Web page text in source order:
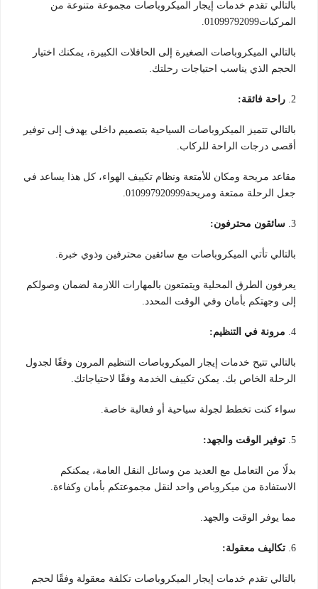
بالتالي تقدم خدمات إيجار الميكروباصات مجموعة متنوعة من
المركبات01099792099.
بالتالي الميكروباصات الصغيرة إلى الحافلات الكبيرة، يمكنك اختيار
الحجم الذي يناسب احتياجات رحلتك.
2. راحة فائقة:
بالتالي تتميز الميكروباصات السياحية بتصميم داخلي يهدف إلى توفير
أقصى درجات الراحة للركاب.
مقاعد مريحة ومكان للأمتعة ونظام تكييف الهواء، كل هذا يساعد في
جعل الرحلة ممتعة ومريحة010997920999.
3. سائقون محترفون:
بالتالي تأتي الميكروباصات مع سائقين محترفين وذوي خبرة.
يعرفون الطرق المحلية ويتمتعون بالمهارات اللازمة لضمان وصولكم
إلى وجهتكم بأمان وفي الوقت المحدد.
4. مرونة في التنظيم:
بالتالي تتيح خدمات إيجار الميكروباصات التنظيم المرون وفقًا لجدول
الرحلة الخاص بك. يمكن تكييف الخدمة وفقًا لاحتياجاتك.
سواء كنت تخطط لجولة سياحية أو فعالية خاصة.
5. توفير الوقت والجهد:
بدلًا من التعامل مع العديد من وسائل النقل العامة، يمكنكم
الاستفادة من ميكروباص واحد لنقل مجموعتكم بأمان وكفاءة.
مما يوفر الوقت والجهد.
6. تكاليف معقولة:
بالتالي تقدم خدمات إيجار الميكروباصات تكلفة معقولة وفقًا لحجم